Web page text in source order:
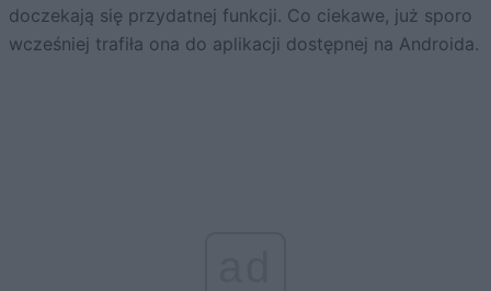
doczekają się przydatnej funkcji. Co ciekawe, już sporo
wcześniej trafiła ona do aplikacji dostępnej na Androida.